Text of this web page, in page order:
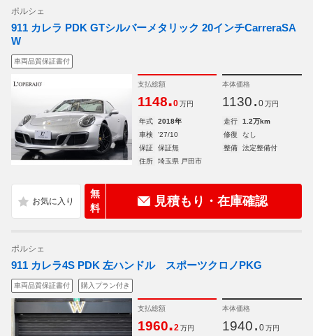
ポルシェ
911 カレラ PDK GTシルバーメタリック 20インチCarreraSA
W
車両品質保証書付
支払総額
1148.0 万円
本体価格
1130. 0 万円
年式 2018年 走行
1.2万km
車検
'27/10 修復
なし
保証
保証無 整備
法定整備付
住所
埼玉県 戸田市
無
料
見積もり・在庫確認
ポルシェ
911 カレラ4S PDK 左ハンドル スポーツクロノPKG
車両品質保証書付 購入プラン付き
支払総額
1960.2 万円
本体価格
1940. 0 万円